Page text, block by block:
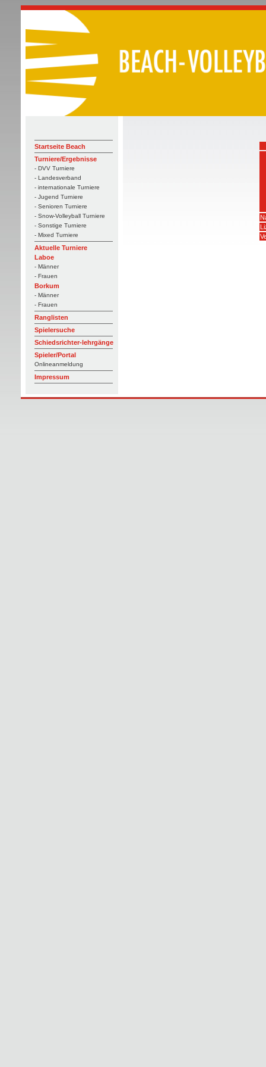
Startseite Beach
Turniere/Ergebnisse
- DVV Turniere
- Landesverband
- internationale Turniere
- Jugend Turniere
- Senioren Turniere
- Snow-Volleyball Turniere
- Sonstige Turniere
- Mixed Turniere
Aktuelle Turniere
Laboe
- Männer
- Frauen
Borkum
- Männer
- Frauen
Ranglisten
Spielersuche
Schiedsrichter-lehrgänge
Spieler/Portal
Onlineanmeldung
Impressum